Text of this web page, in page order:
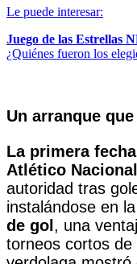
Le puede interesar:
Juego de las Estrellas
¿Quiénes fueron los
Un arranque
La primera
Atlético Nacional
autoridad tras
instalándose en
de gol, una
torneos cortos de